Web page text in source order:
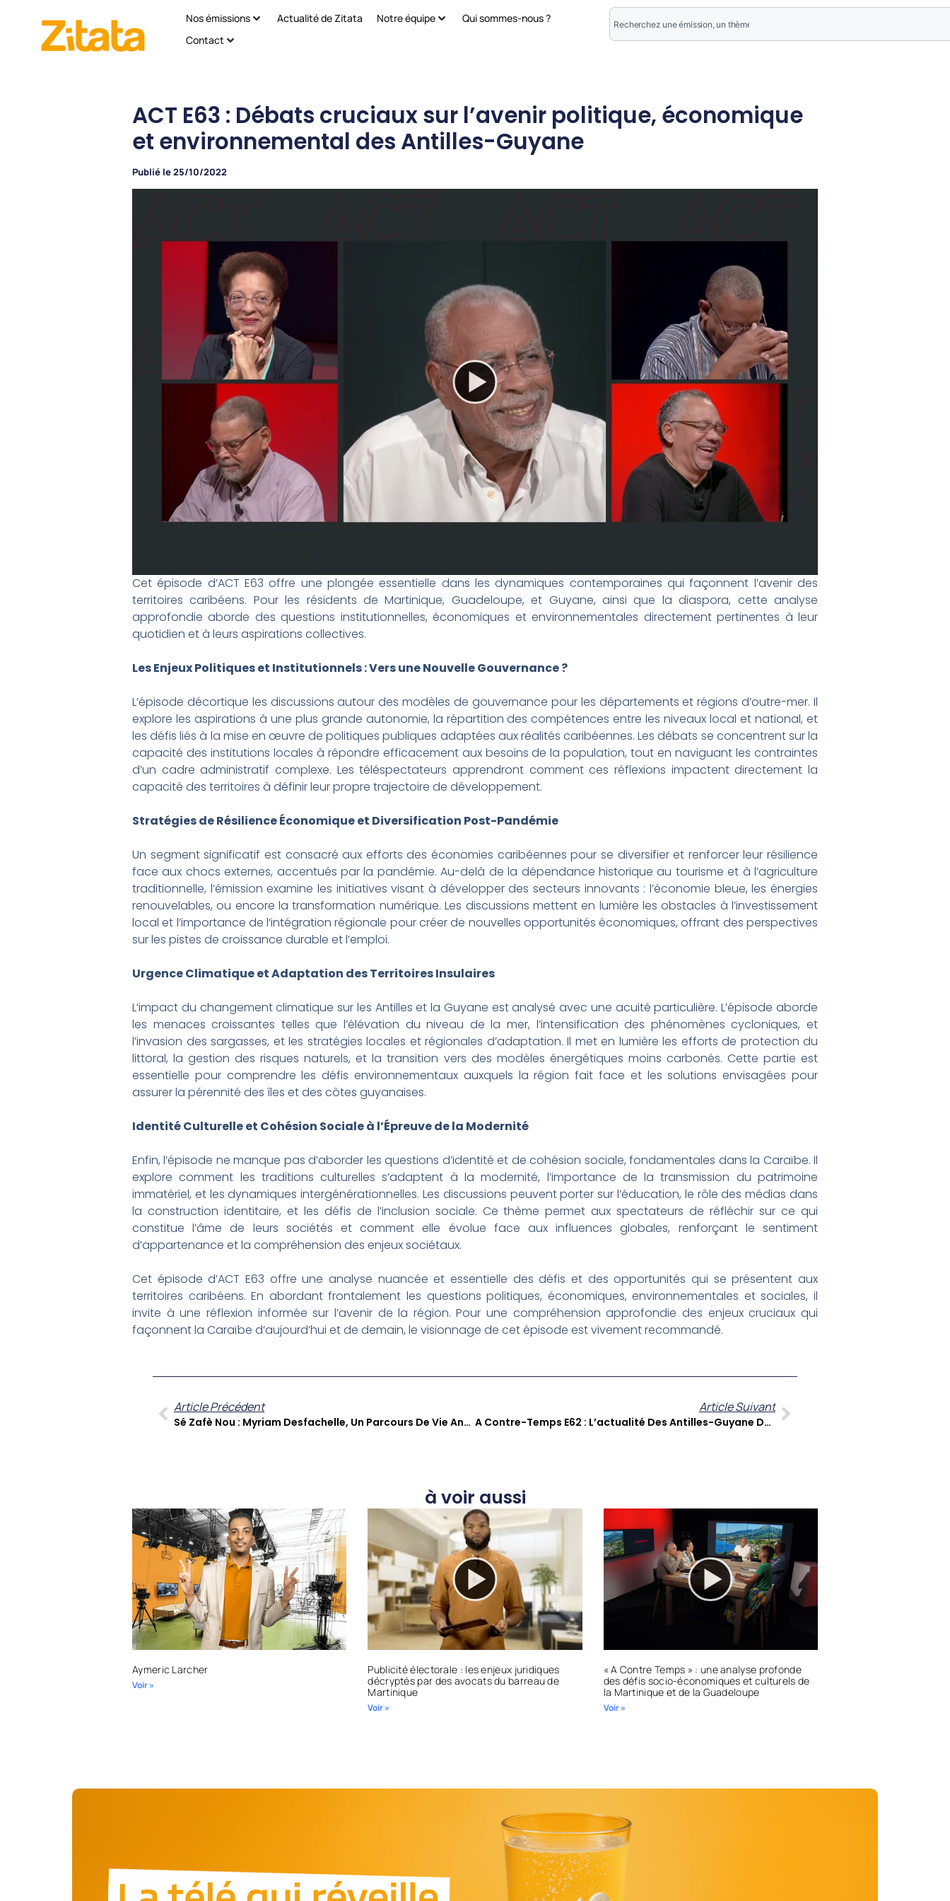
Nos émissions Actualité de Zitata Notre équipe
Qui sommes-nous ?
Contact
ACT E63 : Débats cruciaux sur l’avenir politique, économique
et environnemental des Antilles-Guyane
Publié le25/10/2022
Cet épisode d’ACT E63 offre une plongée essentielle dans les dynamiques contemporaines qui façonnent l’avenir des
territoires caribéens. Pour les résidents de Martinique, Guadeloupe, et Guyane, ainsi que la diaspora, cette analyse
approfondie aborde des questions institutionnelles, économiques et environnementales directement pertinentes à leur
quotidien et à leurs aspirations collectives.
Les Enjeux Politiques et Institutionnels : Vers une Nouvelle Gouvernance ?
L’épisode décortique les discussions autour des modèles de gouvernance pour les départements et régions d’outre-mer. Il
explore les aspirations à une plus grande autonomie, la répartition des compétences entre les niveaux local et national, et
les défis liés à la mise en œuvre de politiques publiques adaptées aux réalités caribéennes. Les débats se concentrent sur la
capacité des institutions locales à répondre efficacement aux besoins de la population, tout en naviguant les contraintes
d’un cadre administratif complexe. Les téléspectateurs apprendront comment ces réflexions impactent directement la
capacité des territoires à définir leur propre trajectoire de développement.
Stratégies de Résilience Économique et Diversification Post-Pandémie
Un segment significatif est consacré aux efforts des économies caribéennes pour se diversifier et renforcer leur résilience
face aux chocs externes, accentués par la pandémie. Au-delà de la dépendance historique au tourisme et à l’agriculture
traditionnelle, l’émission examine les initiatives visant à développer des secteurs innovants : l’économie bleue, les énergies
renouvelables, ou encore la transformation numérique. Les discussions mettent en lumière les obstacles à l’investissement
local et l’importance de l’intégration régionale pour créer de nouvelles opportunités économiques, offrant des perspectives
sur les pistes de croissance durable et l’emploi.
Urgence Climatique et Adaptation des Territoires Insulaires
L’impact du changement climatique sur les Antilles et la Guyane est analysé avec une acuité particulière. L’épisode aborde
les menaces croissantes telles que l’élévation du niveau de la mer, l’intensification des phénomènes cycloniques, et
l’invasion des sargasses, et les stratégies locales et régionales d’adaptation. Il met en lumière les efforts de protection du
littoral, la gestion des risques naturels, et la transition vers des modèles énergétiques moins carbonés. Cette partie est
essentielle pour comprendre les défis environnementaux auxquels la région fait face et les solutions envisagées pour
assurer la pérennité des îles et des côtes guyanaises.
Identité Culturelle et Cohésion Sociale à l’Épreuve de la Modernité
Enfin, l’épisode ne manque pas d’aborder les questions d’identité et de cohésion sociale, fondamentales dans la Caraïbe. Il
explore comment les traditions culturelles s’adaptent à la modernité, l’importance de la transmission du patrimoine
immatériel, et les dynamiques intergénérationnelles. Les discussions peuvent porter sur l’éducation, le rôle des médias dans
la construction identitaire, et les défis de l’inclusion sociale. Ce thème permet aux spectateurs de réfléchir sur ce qui
constitue l’âme de leurs sociétés et comment elle évolue face aux influences globales, renforçant le sentiment
d’appartenance et la compréhension des enjeux sociétaux.
Cet épisode d’ACT E63 offre une analyse nuancée et essentielle des défis et des opportunités qui se présentent aux
territoires caribéens. En abordant frontalement les questions politiques, économiques, environnementales et sociales, il
invite à une réflexion informée sur l’avenir de la région. Pour une compréhension approfondie des enjeux cruciaux qui
façonnent la Caraïbe d’aujourd’hui et de demain, le visionnage de cet épisode est vivement recommandé.
Article Précédent
Sé Zafè Nou : Myriam Desfachelle, Un Parcours De Vie Ancré Dans La Caraïbe
Article Suivant
A Contre-Temps E62 : L’actualité Des Antilles-Guyane Décryptée Entre Autonomie, Défis Économiques Et Environnementaux
à voir aussi
Aymeric Larcher
Voir »
Publicité électorale : les enjeux juridiques
décryptés par des avocats du barreau de
Martinique
Voir »
« A Contre Temps » : une analyse profonde
des défis socio-économiques et culturels de
la Martinique et de la Guadeloupe
Voir »